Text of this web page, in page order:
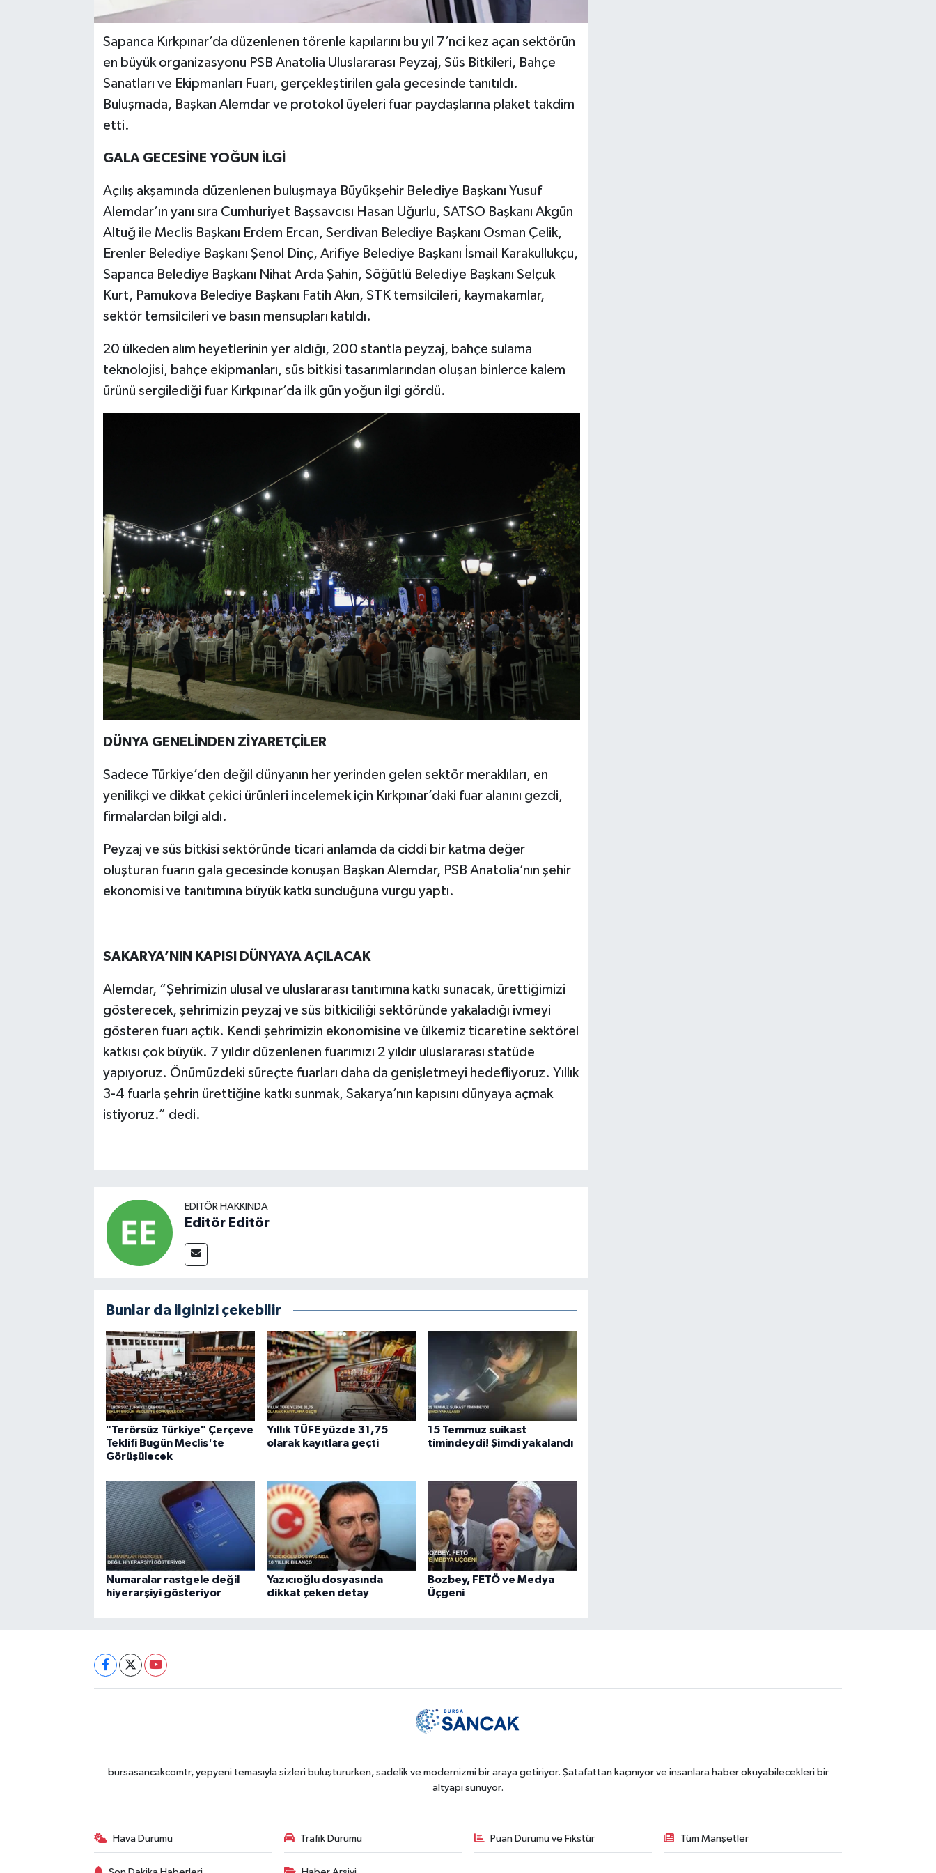
Sapanca Kırkpınar’da düzenlenen törenle kapılarını bu yıl 7’nci kez açan sektörün
en büyük organizasyonu PSB Anatolia Uluslararası Peyzaj, Süs Bitkileri, Bahçe
Sanatları ve Ekipmanları Fuarı, gerçekleştirilen gala gecesinde tanıtıldı.
Buluşmada, Başkan Alemdar ve protokol üyeleri fuar paydaşlarına plaket takdim
etti.
GALA GECESİNE YOĞUN İLGİ
Açılış akşamında düzenlenen buluşmaya Büyükşehir Belediye Başkanı Yusuf
Alemdar’ın yanı sıra Cumhuriyet Başsavcısı Hasan Uğurlu, SATSO Başkanı Akgün
Altuğ ile Meclis Başkanı Erdem Ercan, Serdivan Belediye Başkanı Osman Çelik,
Erenler Belediye Başkanı Şenol Dinç, Arifiye Belediye Başkanı İsmail Karakullukçu,
Sapanca Belediye Başkanı Nihat Arda Şahin, Söğütlü Belediye Başkanı Selçuk
Kurt, Pamukova Belediye Başkanı Fatih Akın, STK temsilcileri, kaymakamlar,
sektör temsilcileri ve basın mensupları katıldı.
20 ülkeden alım heyetlerinin yer aldığı, 200 stantla peyzaj, bahçe sulama
teknolojisi, bahçe ekipmanları, süs bitkisi tasarımlarından oluşan binlerce kalem
ürünü sergilediği fuar Kırkpınar’da ilk gün yoğun ilgi gördü.
DÜNYA GENELİNDEN ZİYARETÇİLER
Sadece Türkiye’den değil dünyanın her yerinden gelen sektör meraklıları, en
yenilikçi ve dikkat çekici ürünleri incelemek için Kırkpınar’daki fuar alanını gezdi,
firmalardan bilgi aldı.
Peyzaj ve süs bitkisi sektöründe ticari anlamda da ciddi bir katma değer
oluşturan fuarın gala gecesinde konuşan Başkan Alemdar, PSB Anatolia’nın şehir
ekonomisi ve tanıtımına büyük katkı sunduğuna vurgu yaptı.
SAKARYA’NIN KAPISI DÜNYAYA AÇILACAK
Alemdar, “Şehrimizin ulusal ve uluslararası tanıtımına katkı sunacak, ürettiğimizi
gösterecek, şehrimizin peyzaj ve süs bitkiciliği sektöründe yakaladığı ivmeyi
gösteren fuarı açtık. Kendi şehrimizin ekonomisine ve ülkemiz ticaretine sektörel
katkısı çok büyük. 7 yıldır düzenlenen fuarımızı 2 yıldır uluslararası statüde
yapıyoruz. Önümüzdeki süreçte fuarları daha da genişletmeyi hedefliyoruz. Yıllık
3-4 fuarla şehrin ürettiğine katkı sunmak, Sakarya’nın kapısını dünyaya açmak
istiyoruz.” dedi.
EDITÖR HAKKINDA
Editör Editör
Bunlar da ilginizi çekebilir
"Terörsüz Türkiye" Çerçeve
Teklifi Bugün Meclis'te
Görüşülecek
Yıllık TÜFE yüzde 31,75
olarak kayıtlara geçti
15 Temmuz suikast
timindeydi! Şimdi yakalandı
Numaralar rastgele değil
hiyerarşiyi gösteriyor
Yazıcıoğlu dosyasında
dikkat çeken detay
Bozbey, FETÖ ve Medya
Üçgeni
bursasancakcomtr, yepyeni temasıyla sizleri buluştururken, sadelik ve modernizmi bir araya getiriyor. Şatafattan kaçınıyor ve insanlara haber okuyabilecekleri bir
altyapı sunuyor.
Hava Durumu Trafik Durumu Puan Durumu ve Fikstür Tüm Manşetler